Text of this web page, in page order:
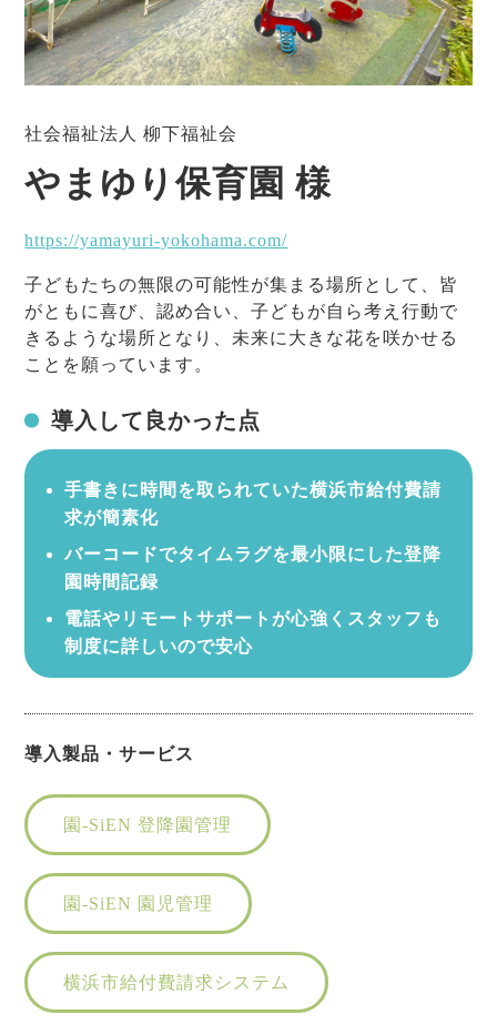
社会福祉法人 柳下福祉会
やまゆり保育園 様
https://yamayuri-yokohama.com/
子どもたちの無限の可能性が集まる場所として、皆
がともに喜び、認め合い、子どもが自ら考え行動で
きるような場所となり、未来に大きな花を咲かせる
ことを願っています。
導入して良かった点
手書きに時間を取られていた横浜市給付費請
求が簡素化
バーコードでタイムラグを最小限にした登降
園時間記録
電話やリモートサポートが心強くスタッフも
制度に詳しいので安心
導入製品・サービス
園-SiEN 登降園管理
園-SiEN 園児管理
横浜市給付費請求システム